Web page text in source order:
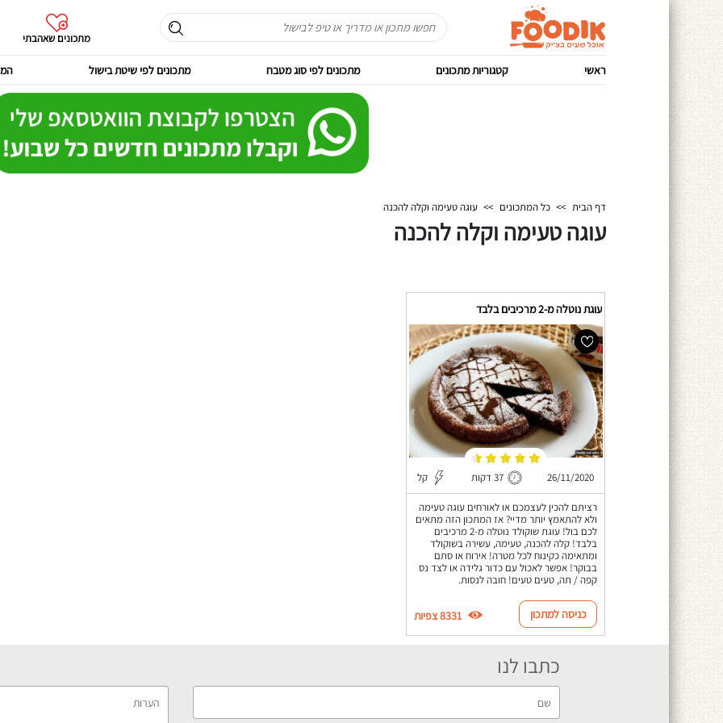
מתכונים שאהבתי
ראשי קטגוריות מתכונים מתכונים לפי סוג מטבח מתכונים לפי שיטת בישול
דף הבית >> כל המתכונים >> עוגה טעימה וקלה להכנה
עוגה טעימה וקלה להכנה
עוגת נוטלה מ-2 מרכיבים בלבד
26/11/2020 37 דקות קל
רציתם להכין לעצמכם או לאורחים עוגה טעימה
ולא להתאמץ יותר מדיי? אז המתכון הזה מתאים
לכם בול! עוגת שוקולד נוטלה מ-2 מרכיבים
בלבד! קלה להכנה, טעימה, עשירה בשוקולד
ומתאימה כקינוח לכל מטרה! אירוח או סתם
בבוקר! אפשר לאכול עם כדור גלידה או לצד נס
קפה / תה, טעים טעים! חובה לנסות.
כניסה למתכון 8331 צפיות
כתבו לנו